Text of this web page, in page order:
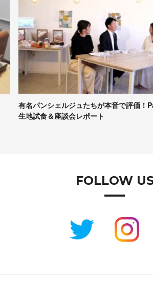
有名パンシェルジュたちが本音で評価！
生地試食＆座談会レポート
FOLLOW